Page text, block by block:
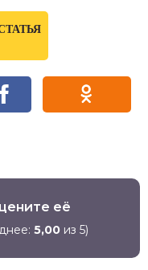
её
5,00 из 5)